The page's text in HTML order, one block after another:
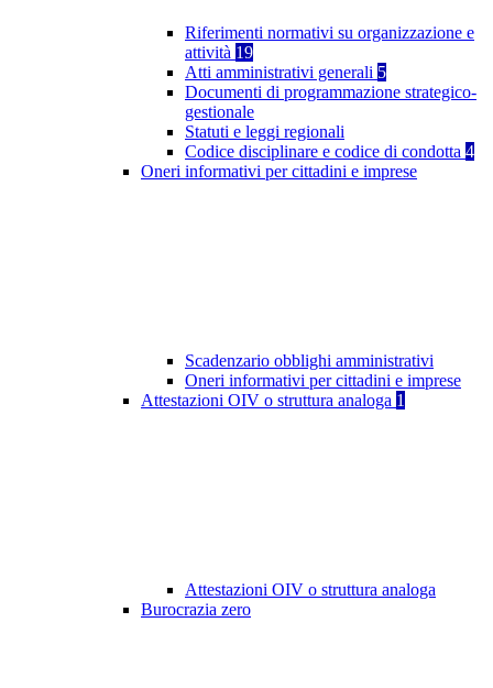
Riferimenti normativi su organizzazione e
attività 19
Atti amministrativi generali 5
Documenti di programmazione strategico-
gestionale
Statuti e leggi regionali
Codice disciplinare e codice di condotta 4
Oneri informativi per cittadini e imprese
Scadenzario obblighi amministrativi
Oneri informativi per cittadini e imprese
Attestazioni OIV o struttura analoga 1
Attestazioni OIV o struttura analoga
Burocrazia zero